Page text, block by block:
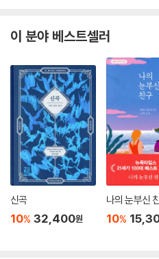
을 쓰지만 결국 운명의 소용돌이에
이 펼쳐진다. 부모 자식 사이의 사랑,
사랑, 인간과 신, 인간과 자연 사이의
끌어 나가는 건 사랑이고, 사랑이며,
엘리아스의 이야기를 따라가는 동안,
아니었다. 우유부단하고, 엉뚱한 짓
양 같은 그의 모습을 보며 제발 그러
곤 했다. 그럼에도 불구하고 도저히 그
사랑에 빠졌고, 상처를 주고받았고,
지 못했기 때문이다. 나를 비롯한 우리
이 분야 베스트셀러
신곡
10% 32,400원
나의 눈부신
10%